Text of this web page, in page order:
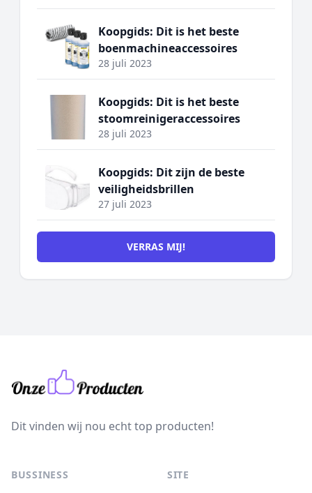
Koopgids: Dit is het beste
boenmachineaccessoires
28 juli 2023
Koopgids: Dit is het beste
stoomreinigeraccessoires
28 juli 2023
Koopgids: Dit zijn de beste
veiligheidsbrillen
27 juli 2023
VERRAS MIJ!
Dit vinden wij nou echt top producten!
BUSSINESS SITE